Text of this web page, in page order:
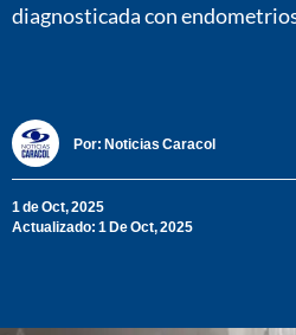
diagnosticada con
Por: Noticias Caracol
1 de Oct, 2025
Actualizado: 1 De Oct, 2025